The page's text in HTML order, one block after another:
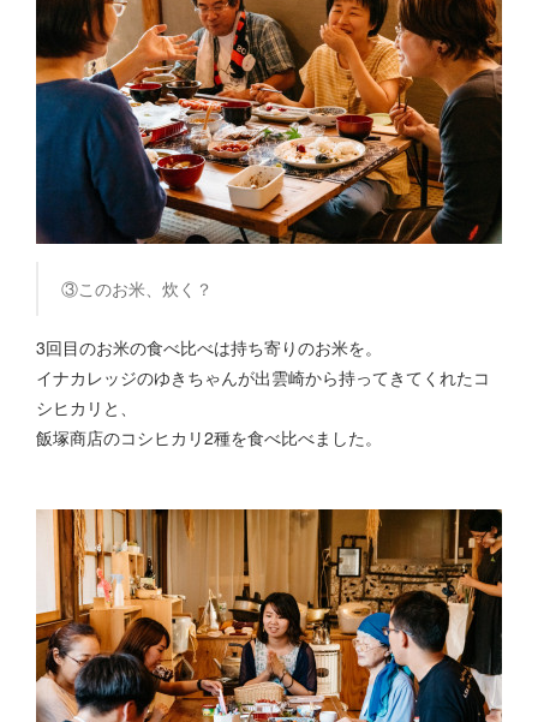
③このお米、炊く？
3回目のお米の食べ比べは持ち寄りのお米を。
イナカレッジのゆきちゃんが出雲崎から持ってきてくれたコ
シヒカリと、
飯塚商店のコシヒカリ2種を食べ比べました。